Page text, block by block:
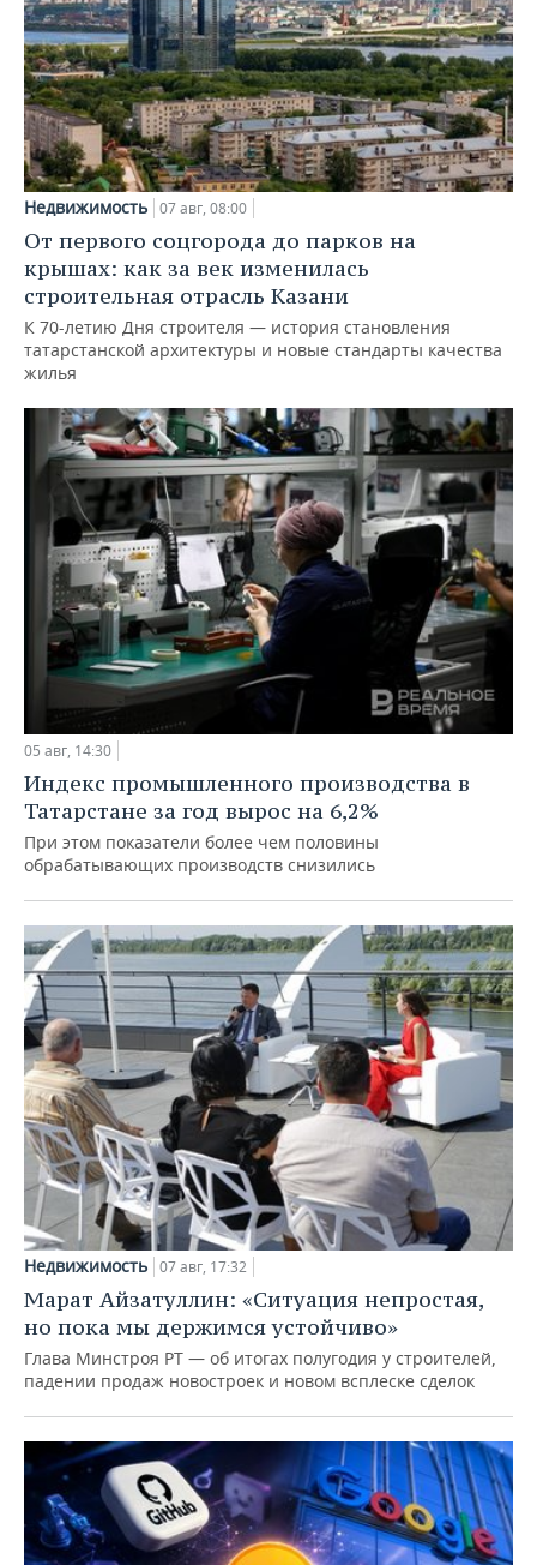
Недвижимость 07 авг, 08:00
От первого соцгорода до парков на
крышах: как за век изменилась
строительная отрасль Казани
К 70-летию Дня строителя — история становления
татарстанской архитектуры и новые стандарты качества
жилья
05 авг, 14:30
Индекс промышленного производства в
Татарстане за год вырос на 6,2%
При этом показатели более чем половины
обрабатывающих производств снизились
Недвижимость 07 авг, 17:32
Марат Айзатуллин: «Ситуация непростая,
но пока мы держимся устойчиво»
Глава Минстроя РТ — об итогах полугодия у строителей,
падении продаж новостроек и новом всплеске сделок